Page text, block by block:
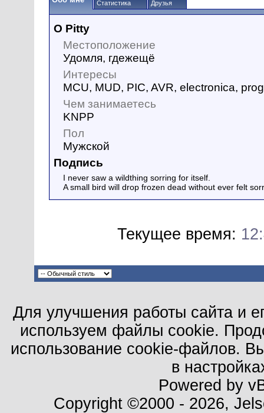
Статистика Друзья
О Pitty
Местоположение
Удомля, гдежещё
Интересы
MCU, MUD, PIC, AVR, electronica,
Чем занимаетесь
KNPP
Пол
Мужской
Подпись
I never saw a wildthing sorring for itself.
A small bird will drop frozen dead without ever felt
Текущее время:
Для улучшения работы сайта и
используем файлы cookie.
использование cookie-файлов.
в
Powered by
Copyright ©2000 - 2026,